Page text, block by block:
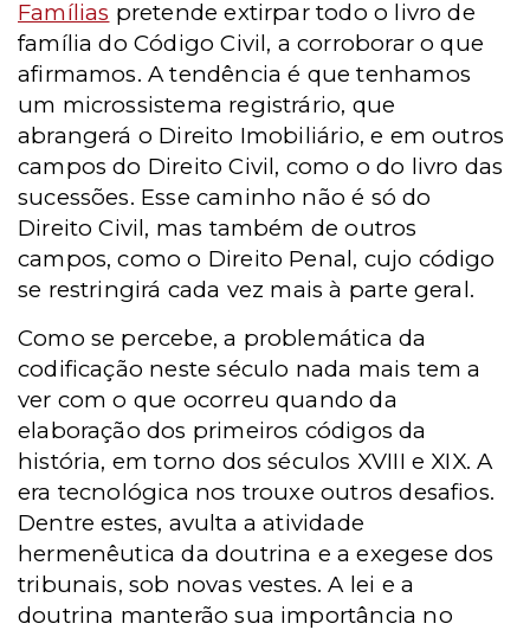
Famílias pretende extirpar todo o livro de
família do Código Civil, a corroborar o que
afirmamos. A tendência é que tenhamos
um microssistema registrário, que
abrangerá o Direito Imobiliário, e em outros
campos do Direito Civil, como o do livro das
sucessões. Esse caminho não é só do
Direito Civil, mas também de outros
campos, como o Direito Penal, cujo código
se restringirá cada vez mais à parte geral.
Como se percebe, a problemática da
codificação neste século nada mais tem a
ver com o que ocorreu quando da
elaboração dos primeiros códigos da
história, em torno dos séculos XVIII e XIX. A
era tecnológica nos trouxe outros desafios.
Dentre estes, avulta a atividade
hermenêutica da doutrina e a exegese dos
tribunais, sob novas vestes. A lei e a
doutrina manterão sua importância no